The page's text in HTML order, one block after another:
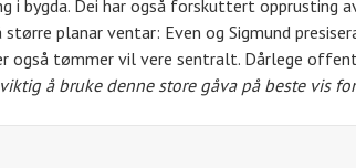
i bygda. Dei har også forskuttert opprusting
større planar ventar: Even og Sigmund
også tømmer vil vere sentralt. Dårlege
å bruke denne store gåva på beste vis